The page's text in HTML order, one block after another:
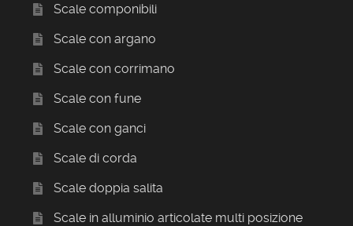
Scale componibili
Scale con argano
Scale con corrimano
Scale con fune
Scale con ganci
Scale di corda
Scale doppia salita
Scale in alluminio articolate multi posizione